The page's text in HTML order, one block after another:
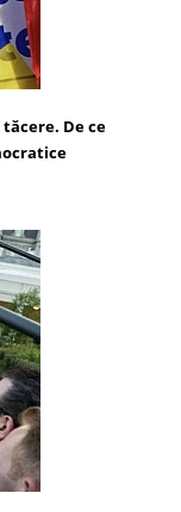
De ce